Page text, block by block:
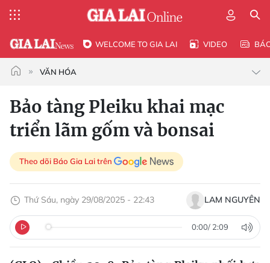
WELCOME TO GIA LAI VIDEO
VĂN HÓA
Bảo tàng Pleiku khai mạc
triển lãm gốm và bonsai
Theo dõi Báo Gia Lai trên
Thứ Sáu, ngày 29/08/2025 - 22:43 LAM NGUYÊN
0:00/ 2:09